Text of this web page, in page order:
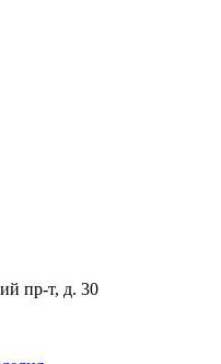
пр-т, д. 30